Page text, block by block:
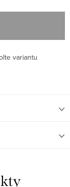
variantu